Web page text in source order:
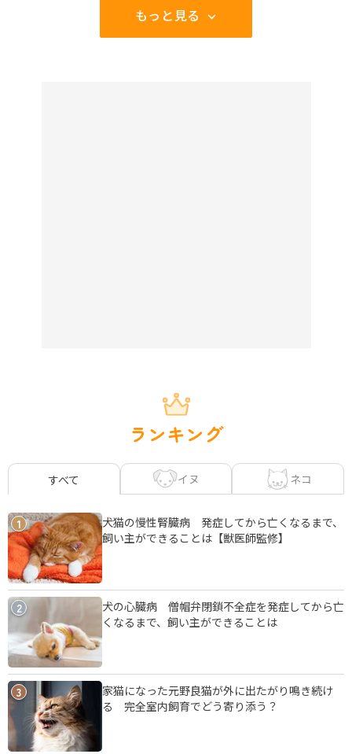
もっと見る
ランキング
すべて イヌ ネコ
1
犬猫の慢性腎臓病 発症してから亡くなるまで、
飼い主ができることは【獣医師監修】
2
犬の心臓病 僧帽弁閉鎖不全症を発症してから亡
くなるまで、飼い主ができることは
3
家猫になった元野良猫が外に出たがり鳴き続け
る 完全室内飼育でどう寄り添う？